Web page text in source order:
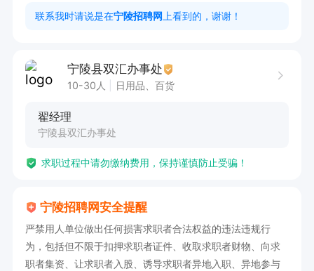
工作环境舒适，团队氛围和睦，享有正常休假，适
联系我时请说是在宁陵招聘网 上看到的，谢谢！
宁陵县双汇办事处
10-30人 日用品、百货
翟经理
宁陵县双汇办事处
求职过程中请勿缴纳费用，保持谨慎防止受骗！
宁陵招聘网安全提醒
严禁用人单位做出任何损害求职者合法权益的违法违规行
为，包括但不限于扣押求职者证件、收取求职者财物、向求
职者集资、让求职者入股、诱导求职者异地入职、异地参与